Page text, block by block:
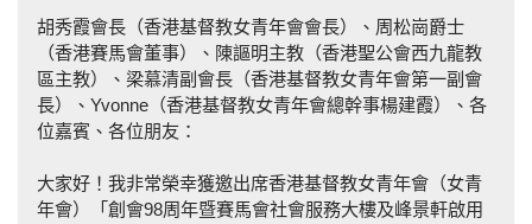
胡秀霞會長（香港基督教女青年會會長）、周松崗爵士
（香港賽馬會董事）、陳謳明主教（香港聖公會西九龍教
區主教）、梁慕清副會長（香港基督教女青年會第一副會
長）、Yvonne（香港基督教女青年會總幹事楊建霞）、各
位嘉賓、各位朋友：
大家好！我非常榮幸獲邀出席香港基督教女青年會（女青
年會）「創會98周年暨賽馬會社會服務大樓及峰景軒啟用